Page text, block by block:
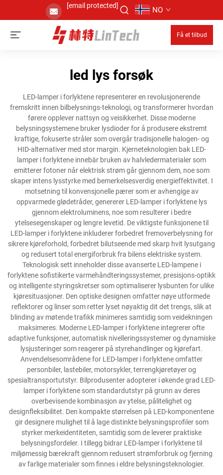
[email protected] NO
Få et tilbud
led lys forsøk
LED-lamper i forlyktene representerer en revolusjonerende
fremskritt innen bilbelysnings-teknologi, og transformerer hvordan
førere opplever nattsyn og veisikkerhet. Disse moderne
belysningsystemene bruker lysdioder for å produsere ekstremt
kraftige, fokuserte stråler som overgår tradisjonelle halogen- og
HID-alternativer med stor margin. Kjerneteknologien bak LED-
lamper i forlyktene innebär bruken av halvledermaterialer som
emitterer fotoner når elektrisk strøm går gjennom dem, noe som
skaper intens lysstyrke med bemerkelsesverdig energieffektivitet. I
motsetning til konvensjonelle pærer som er avhengige av
oppvarmede glødetråder, genererer LED-lamper i forlyktene lys
gjennom elektroluminens, noe som resulterer i bedre
ytelsesegenskaper og lengre levetid. De viktigste funksjonene til
LED-lamper i forlyktene inkluderer forbedret fremoverbelysning for
sikrere kjøreforhold, forbedret bilutseende med skarp hvit lysutgang
og redusert total energiforbruk fra bilens elektriske system.
Teknologisk sett inneholder disse avanserte LED-lampene i
forlyktene sofistikerte varmehåndteringssystemer, presisjons-optikk
og intelligente styringskretser som optimaliserer lysbunten for ulike
kjøresituasjoner. Den optiske designen omfatter nøye utformede
reflektorer og linser som retter lyset nøyaktig dit det trengs, slik at
blinding av møtende trafikk minimeres samtidig som veidekningen
maksimeres. Moderne LED-lamper i forlyktene integrerer ofte
adaptive funksjoner, automatisk nivelleringssystemer og dynamiske
lysjusteringer som reagerer på styrehandlinger og kjørefart.
Anvendelsesområdene for LED-lamper i forlyktene omfatter
personbiler, lastebiler, motorsykler, terrengkjøretøyer og
spesialtransportutstyr. Bilprodusenter adopterer i økende grad LED-
lamper i forlyktene som standardutstyr på grunn av deres
overbevisende kombinasjon av ytelse, pålitelighet og
designfleksibilitet. Den kompakte størrelsen på LED-komponentene
gir designere mulighet til å lage distinkte belysningsprofiler som
styrker merkeidentiteten, samtidig som de leverer praktiske
belysningsfordeler. I tillegg bidrar LED-lamper i forlyktene til
miljømessig bærekraft gjennom redusert strømforbruk og fjerning
av farlige materialer som finnes i eldre belysningsteknologier.